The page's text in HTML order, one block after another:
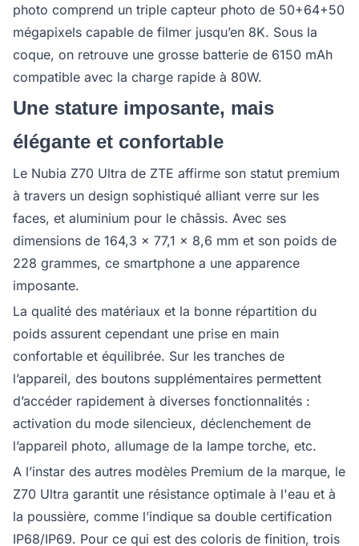
photo comprend un triple capteur photo de 50+64+50
mégapixels capable de filmer jusqu’en 8K. Sous la
coque, on retrouve une grosse batterie de 6150 mAh
compatible avec la charge rapide à 80W.
Une stature imposante, mais
élégante et confortable
Le Nubia Z70 Ultra de ZTE affirme son statut premium
à travers un design sophistiqué alliant verre sur les
faces, et aluminium pour le châssis. Avec ses
dimensions de 164,3 x 77,1 x 8,6 mm et son poids de
228 grammes, ce smartphone a une apparence
imposante.
La qualité des matériaux et la bonne répartition du
poids assurent cependant une prise en main
confortable et équilibrée. Sur les tranches de
l’appareil, des boutons supplémentaires permettent
d’accéder rapidement à diverses fonctionnalités :
activation du mode silencieux, déclenchement de
l’appareil photo, allumage de la lampe torche, etc.
A l’instar des autres modèles Premium de la marque, le
Z70 Ultra garantit une résistance optimale à l'eau et à
la poussière, comme l’indique sa double certification
IP68/IP69. Pour ce qui est des coloris de finition, trois